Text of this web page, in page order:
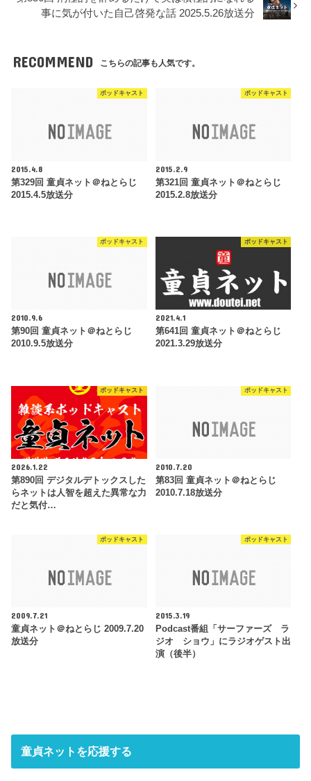
事に気が付いた自己啓発な話 2025.5.26放送分
RECOMMEND こちらの記事も人気です。
ポッドキャスト
2015.4.8
第329回 童貞ネット＠ねとらじ
2015.4.5放送分
ポッドキャスト
2015.2.9
第321回 童貞ネット＠ねとらじ
2015.2.8放送分
ポッドキャスト
2010.9.6
第90回 童貞ネット＠ねとらじ
2010.9.5放送分
ポッドキャスト
2021.4.1
第641回 童貞ネット＠ねとらじ
2021.3.29放送分
ポッドキャスト
2026.1.22
第890回 デジタルデトックスした
らネットは人智を超えた異常な力
だと気付…
ポッドキャスト
2010.7.20
第83回 童貞ネット＠ねとらじ
2010.7.18放送分
ポッドキャスト
2009.7.21
童貞ネット＠ねとらじ 2009.7.20
放送分
ポッドキャスト
2015.3.19
Podcast番組「サーファーズ ラ
ジオ ショウ」にラジオゲスト出
演（後半）
童貞ネットを応援する